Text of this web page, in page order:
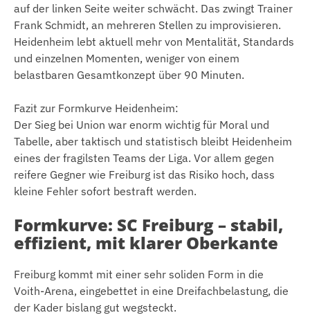
auf der linken Seite weiter schwächt. Das zwingt Trainer
Frank Schmidt, an mehreren Stellen zu improvisieren.
Heidenheim lebt aktuell mehr von Mentalität, Standards
und einzelnen Momenten, weniger von einem
belastbaren Gesamtkonzept über 90 Minuten.
Fazit zur Formkurve Heidenheim:
Der Sieg bei Union war enorm wichtig für Moral und
Tabelle, aber taktisch und statistisch bleibt Heidenheim
eines der fragilsten Teams der Liga. Vor allem gegen
reifere Gegner wie Freiburg ist das Risiko hoch, dass
kleine Fehler sofort bestraft werden.
Formkurve: SC Freiburg – stabil,
effizient, mit klarer Oberkante
Freiburg kommt mit einer sehr soliden Form in die
Voith-Arena, eingebettet in eine Dreifachbelastung, die
der Kader bislang gut wegsteckt.